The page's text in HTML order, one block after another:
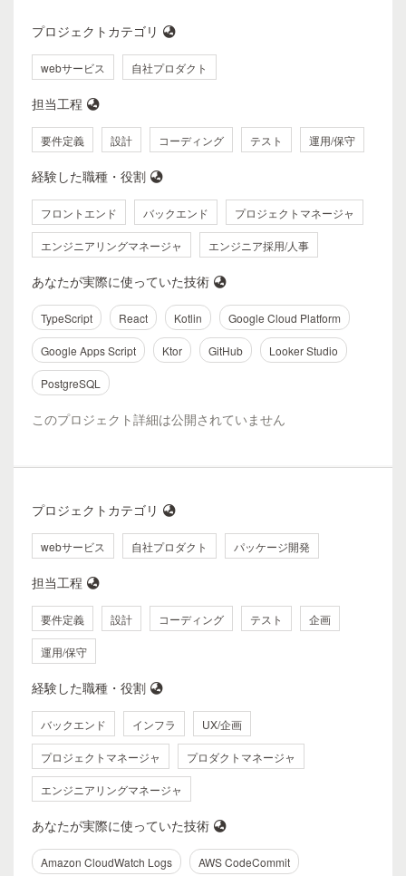
プロジェクトカテゴリ
webサービス 自社プロダクト
担当工程
要件定義 設計 コーディング テスト 運用/保守
経験した職種・役割
フロントエンド バックエンド プロジェクトマネージャ
エンジニアリングマネージャ エンジニア採用/人事
あなたが実際に使っていた技術
TypeScript React Kotlin Google Cloud Platform
Google Apps Script Ktor GitHub Looker Studio
PostgreSQL
このプロジェクト詳細は公開されていません
プロジェクトカテゴリ
webサービス 自社プロダクト パッケージ開発
担当工程
要件定義 設計 コーディング テスト 企画
運用/保守
経験した職種・役割
バックエンド インフラ UX/企画
プロジェクトマネージャ プロダクトマネージャ
エンジニアリングマネージャ
あなたが実際に使っていた技術
Amazon CloudWatch Logs AWS CodeCommit